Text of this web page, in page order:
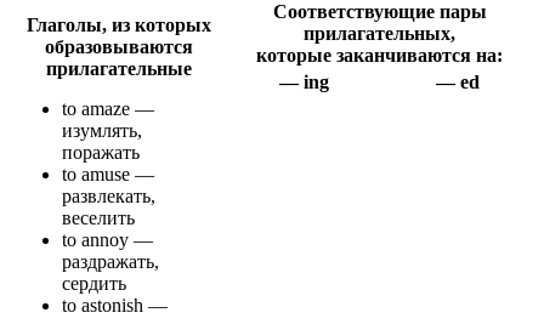
Глаголы, из которых
образовываются
прилагательные
Соответствующие пары
прилагательных,
которые заканчиваются на:
— ing
— ed
to amaze —
изумлять,
поражать
to amuse —
развлекать,
веселить
to annoy —
раздражать,
сердить
to astonish —